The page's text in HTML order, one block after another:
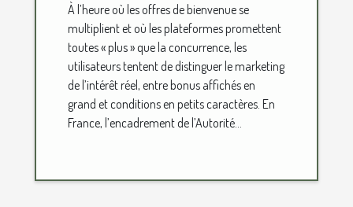
ajoutée ?
À l’heure où les offres de bienvenue se
multiplient et où les plateformes promettent
toutes « plus » que la concurrence, les
utilisateurs tentent de distinguer le marketing
de l’intérêt réel, entre bonus affichés en
grand et conditions en petits caractères. En
France, l’encadrement de l’Autorité...